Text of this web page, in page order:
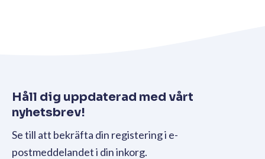
Håll dig uppdaterad med vårt
nyhetsbrev!
Se till att bekräfta din registering i e-
postmeddelandet i din inkorg.